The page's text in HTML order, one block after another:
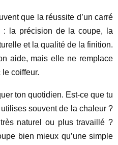
que la réussite d’un carré
: la précision de la coupe, la
et la qualité de la finition.
aide, mais elle ne remplace
coiffeur.
ton quotidien. Est-ce que tu
souvent de la chaleur ?
naturel ou plus travaillé ?
bien mieux qu’une simple